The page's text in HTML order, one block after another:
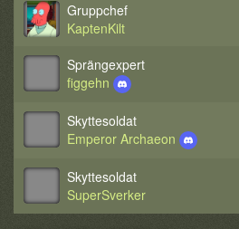
Gruppchef
KaptenKilt
Sprängexpert
figgehn
Skyttesoldat
Emperor Archaeon
Skyttesoldat
SuperSverker